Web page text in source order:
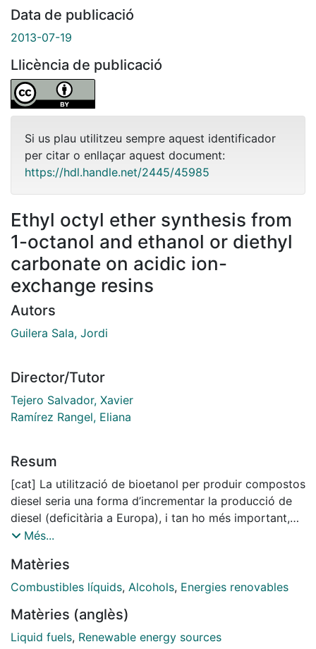
Data de publicació
2013-07-19
Llicència de publicació
Si us plau utilitzeu sempre aquest identificador
per citar o enllaçar aquest document:
https://hdl.handle.net/2445/45985
Ethyl octyl ether synthesis from
1-octanol and ethanol or diethyl
carbonate on acidic ion-
exchange resins
Autors
Guilera Sala, Jordi
Director/Tutor
Tejero Salvador, Xavier
Ramírez Rangel, Eliana
Resum
[cat] La utilització de bioetanol per produir compostos
diesel seria una forma d’incrementar la producció de
diesel (deficitària a Europa), i tan ho més important,
de millorar-ne la qualitat i així reduir les emissions
i compostos volàtils. Un èter derivat del bioetanol que
té excel·lents propietats com a combustible diesel és
la producció d’etil octil èter en fase líquida mitjançant
catalitzadors heterogenis. Això implica la selecció dels
Més...
Matèries
Combustibles líquids, Alcohols, Energies renovables
Matèries (anglès)
Liquid fuels, Renewable energy sources